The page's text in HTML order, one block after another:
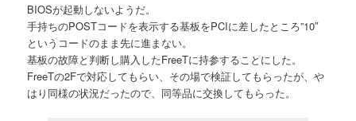
BIOSが起動しないようだ。
手持ちのPOSTコードを表示する基板をPCIに差したところ”10″
というコードのまま先に進まない。
基板の故障と判断し購入したFreeTに持参することにした。
FreeTの2Fで対応してもらい、その場で検証してもらったが、や
はり同様の状況だったので、同等品に交換してもらった。